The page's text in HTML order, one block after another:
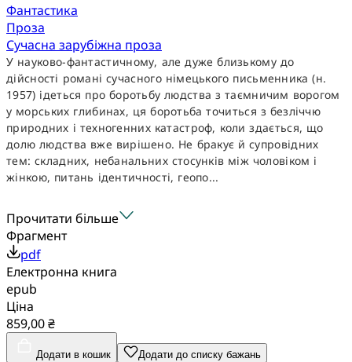
Фантастика
Проза
Сучасна зарубіжна проза
У науково-фантастичному, але дуже близькому до
дійсності романі сучасного німецького письменника (н.
1957) ідеться про боротьбу людства з таємничим ворогом
у морських глибинах, ця боротьба точиться з безліччю
природних і техногенних катастроф, коли здається, що
долю людства вже вирішено. Не бракує й супровідних
тем: складних, небанальних стосунків між чоловіком і
жінкою, питань ідентичності, геопо...
Прочитати більше
Фрагмент
pdf
Електронна книга
epub
Ціна
859,00 ₴
Додати в кошик Додати до списку бажань